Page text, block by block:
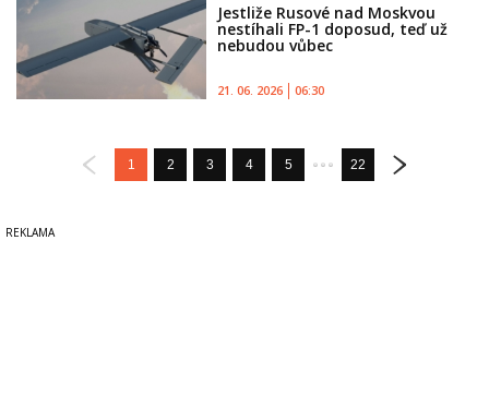
Jestliže Rusové nad Moskvou
nestíhali FP-1 doposud, teď už
nebudou vůbec
21. 06. 2026 06:30
1 2 3 4 5 22